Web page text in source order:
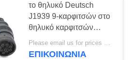
το θηλυκό Deutsch
J1939 9-καρφιτσών στο
θηλυκό καρφιτσών
J1962 OBD 16 ΜΠΟΡΕΊ
να μεταφέρει το καλώδιο
Please email us for prices MOQ:100 τεμ
ΕΠΙΚΟΙΝΩΝΊΑ